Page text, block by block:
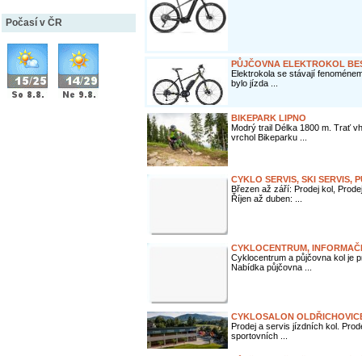
Počasí v ČR
PŮJČOVNA ELEKTROKOL
Elektrokola se stávají
bylo jízda ...
BIKEPARK LIPNO
Modrý trail Délka 1800 m. Trať
vrchol Bikeparku ...
CYKLO SERVIS, SKI SERVIS,
Březen až září: Prodej kol,
Říjen až duben: ...
CYKLOCENTRUM,
Cyklocentrum a půjčovna kol je
Nabídka půjčovna ...
CYKLOSALON
Prodej a servis jízdních kol.
sportovních ...